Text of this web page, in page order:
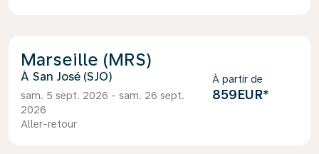
Marseille (MRS)
San José (SJO)
sam. 5 sept. 2026 - sam. 26 sept.
2026
Aller-retour
À partir de
859EUR*